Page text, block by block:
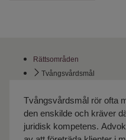
Rättsområden
Tvångsvårdsmål
Tvångsvårdsmål rör ofta
den enskilde och kräver
juridisk kompetens.